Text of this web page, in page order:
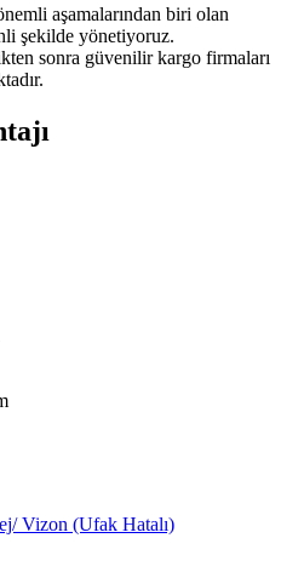
aşamalarından biri olan
şekilde yönetiyoruz.
sonra güvenilir kargo firmaları